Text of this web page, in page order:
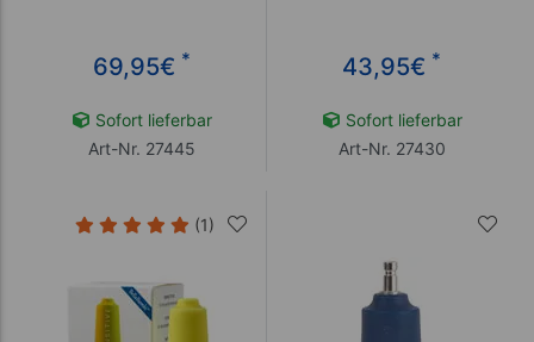
69,95€ *
Sofort lieferbar
Art-Nr. 27445
43,95€ *
Sofort lieferbar
Art-Nr. 27430
(1)